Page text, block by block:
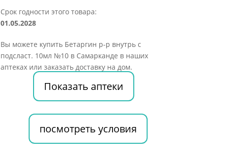
Срок годности этого товара:
01.05.2028
Вы можете купить Бетаргин р-р внутрь с
подсласт. 10мл №10 в Самарканде в наших
аптеках или заказать доставку на дом.
Показать аптеки
посмотреть условия